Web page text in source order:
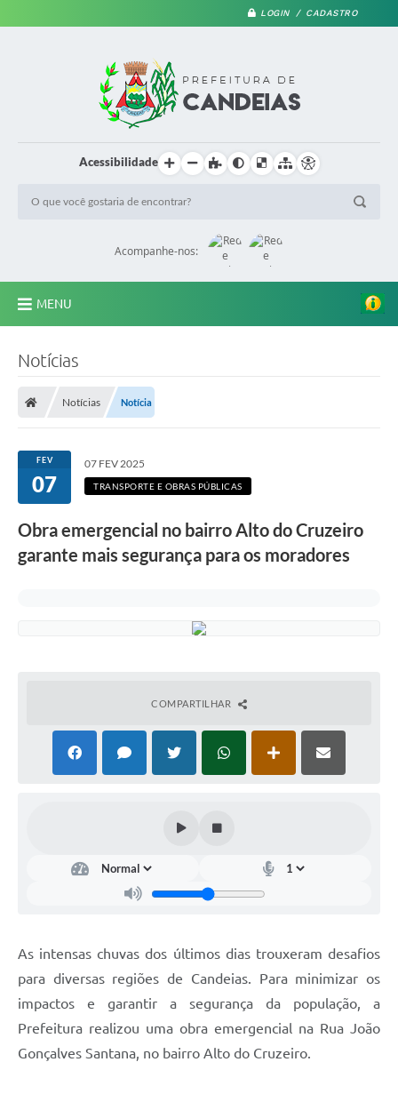
LOGIN / CADASTRO
Acessibilidade
Acompanhe-nos:
MENU
TRANSPARÊNCIA
Contato
Notícias
Iluminação Pública
A Nossa Cidade
Creche Municipal
Notícias
Notícias Notícia
FEV
07
07 FEV 2025
TRANSPORTE E OBRAS PÚBLICAS
Obra emergencial no bairro Alto do Cruzeiro
garante mais segurança para os moradores
COMPARTILHAR
As intensas chuvas dos últimos dias trouxeram desafios
para diversas regiões de Candeias. Para minimizar os
impactos e garantir a segurança da população, a
Prefeitura realizou uma obra emergencial na Rua João
Gonçalves Santana, no bairro Alto do Cruzeiro.